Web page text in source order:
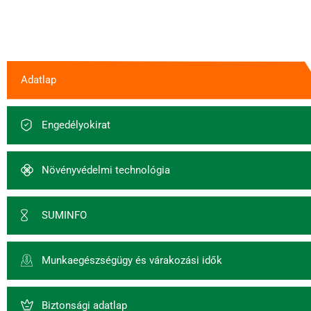
Adatlap
Engedélyokirat
Növényvédelmi technológia
SUMINFO
Munkaegészségügy és várakozási idők
Biztonsági adatlap